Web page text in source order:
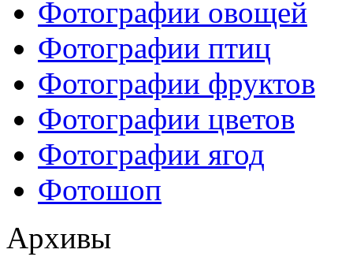
Фотографии овощей
Фотографии птиц
Фотографии фруктов
Фотографии цветов
Фотографии ягод
Фотошоп
Архивы